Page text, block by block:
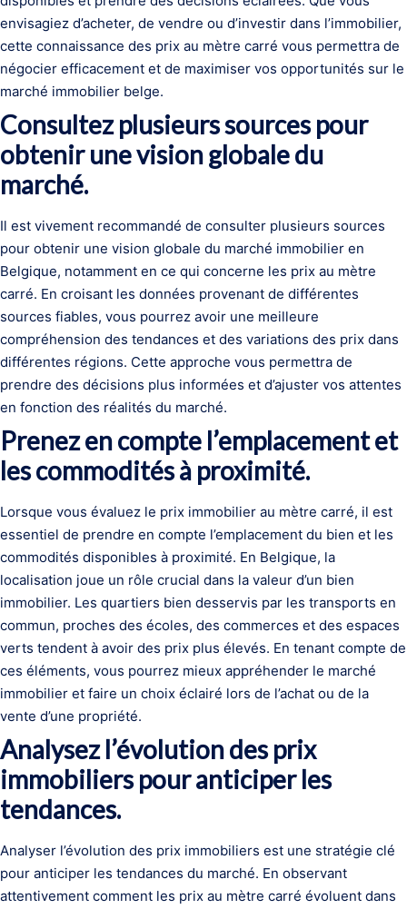
envisagiez d’acheter, de vendre ou d’investir dans l’immobilier,
cette connaissance des prix au mètre carré vous permettra de
négocier efficacement et de maximiser vos opportunités sur le
marché immobilier belge.
Consultez plusieurs sources pour
obtenir une vision globale du
marché.
Il est vivement recommandé de consulter plusieurs sources
pour obtenir une vision globale du marché immobilier en
Belgique, notamment en ce qui concerne les prix au mètre
carré. En croisant les données provenant de différentes
sources fiables, vous pourrez avoir une meilleure
compréhension des tendances et des variations des prix dans
différentes régions. Cette approche vous permettra de
prendre des décisions plus informées et d’ajuster vos attentes
en fonction des réalités du marché.
Prenez en compte l’emplacement et
les commodités à proximité.
Lorsque vous évaluez le prix immobilier au mètre carré, il est
essentiel de prendre en compte l’emplacement du bien et les
commodités disponibles à proximité. En Belgique, la
localisation joue un rôle crucial dans la valeur d’un bien
immobilier. Les quartiers bien desservis par les transports en
commun, proches des écoles, des commerces et des espaces
verts tendent à avoir des prix plus élevés. En tenant compte de
ces éléments, vous pourrez mieux appréhender le marché
immobilier et faire un choix éclairé lors de l’achat ou de la
vente d’une propriété.
Analysez l’évolution des prix
immobiliers pour anticiper les
tendances.
Analyser l’évolution des prix immobiliers est une stratégie clé
pour anticiper les tendances du marché. En observant
attentivement comment les prix au mètre carré évoluent dans